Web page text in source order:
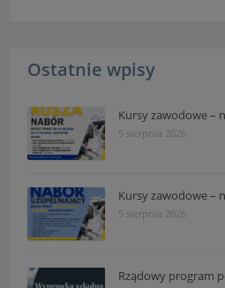
Ostatnie wpisy
Kursy zawodowe –
5 sierpnia 2026
Kursy zawodowe –
5 sierpnia 2026
Rządowy program